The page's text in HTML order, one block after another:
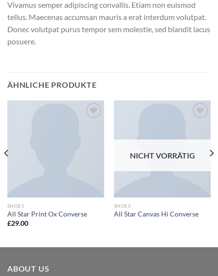
Vivamus semper adipiscing convallis. Etiam non euismod
tellus. Maecenas accumsan mauris a erat interdum volutpat.
Donec volutpat purus tempor sem molestie, sed blandit lacus
posuere.
ÄHNLICHE PRODUKTE
SHOES
All Star Print Ox Converse
£29.00
hinzufügen
NICHT VORRÄTIG
SHOES
All Star Canvas Hi Converse
ABOUT US